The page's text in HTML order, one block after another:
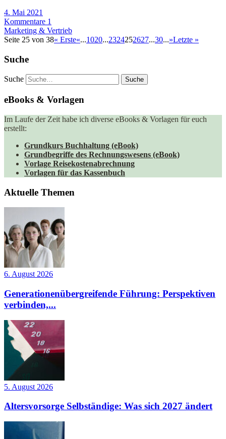
4. Mai 2021
Kommentare 1
Marketing & Vertrieb
Seite 25 von 38« Erste«...1020...2324252627...30...»Letzte »
Suche
Suche
eBooks & Vorlagen
Im Laufe der Zeit habe ich diverse eBooks & Vorlagen für euch
erstellt:
Grundkurs Buchhaltung (eBook)
Grundbegriffe des Rechnungswesens (eBook)
Vorlage Reisekostenabrechnung
Vorlagen für das Kassenbuch
Aktuelle Themen
6. August 2026
Generationenübergreifende Führung: Perspektiven
verbinden,...
5. August 2026
Altersvorsorge Selbständige: Was sich 2027 ändert